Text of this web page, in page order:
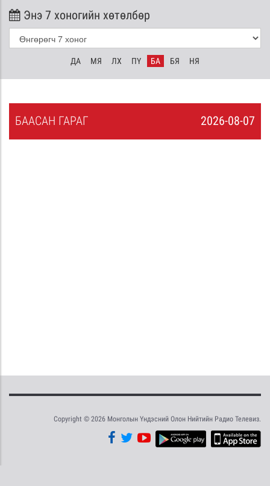
Энэ 7 хоногийн хөтөлбөр
ДА МЯ ЛХ ПҮ БА БЯ НЯ
2026-08-07
БААСАН ГАРАГ
Copyright © 2026 Монголын Үндэсний Олон Нийтийн Радио Телевиз.